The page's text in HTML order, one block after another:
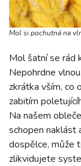
Mol si pochutná na
Mol šatní se rád
Nepohrdne
zkrátka vším, co
zabitím
Na našem
schopen naklást
dospělce, může
zlikvidujete